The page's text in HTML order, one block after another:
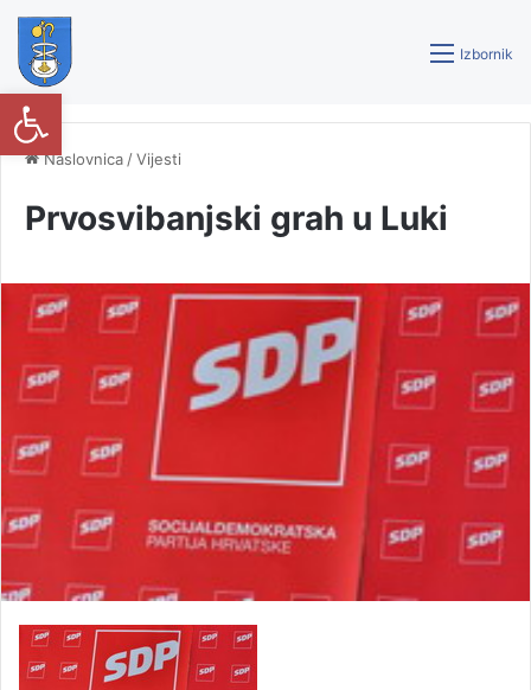
Izbornik
Naslovnica /Vijesti
Prvosvibanjski grah u Luki
Open toolbar